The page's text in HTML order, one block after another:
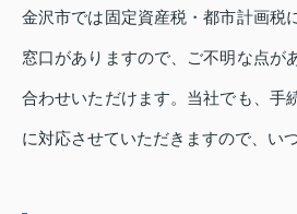
金沢市では固定資産税・都市計画税
窓口がありますので、ご不明な点が
合わせいただけます。当社でも、手
に対応させていただきますので、い